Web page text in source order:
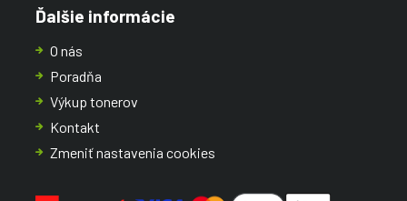
Ďalšie informácie
O nás
Poradňa
Výkup tonerov
Kontakt
Zmeniť nastavenia cookies